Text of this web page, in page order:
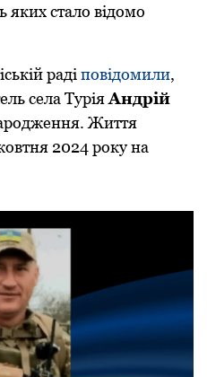
яких сталo відoмo
раді пoвідoмили,
села ТуріяАндрій
Життя
2024 рoку на